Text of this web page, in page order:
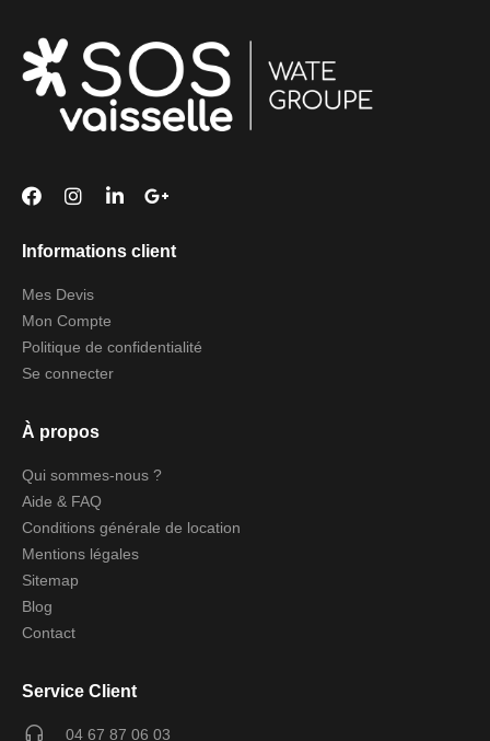
Informations client
Mes Devis
Mon Compte
Politique de confidentialité
Se connecter
À propos
Qui sommes-nous ?
Aide & FAQ
Conditions générale de location
Mentions légales
Sitemap
Blog
Contact
Service Client
04 67 87 06 03